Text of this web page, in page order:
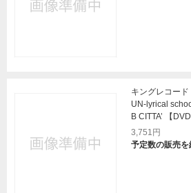
キングレコー
UN-lyrical
B CITTA’ 【DVD
3,751円
予定数の販売